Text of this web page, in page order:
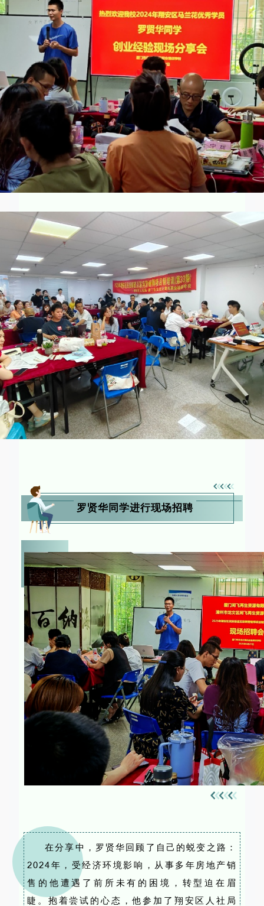
罗贤华同学进行现场招聘
在分享中，罗贤华回顾了自己的蜕变之路：
2024年，受经济环境影响，从事多年房地产销
售的他遭遇了前所未有的困境，转型迫在眉
睫。抱着尝试的心态，他参加了翔安区人社局